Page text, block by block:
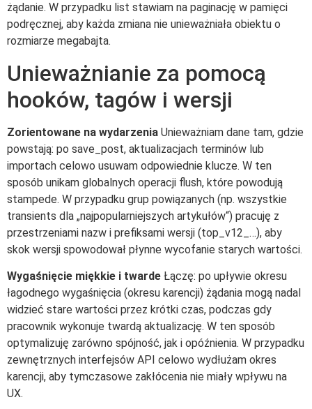
żądanie. W przypadku list stawiam na paginację w pamięci
podręcznej, aby każda zmiana nie unieważniała obiektu o
rozmiarze megabajta.
Unieważnianie za pomocą
hooków, tagów i wersji
Zorientowane na wydarzenia Unieważniam dane tam, gdzie
powstają: po save_post, aktualizacjach terminów lub
importach celowo usuwam odpowiednie klucze. W ten
sposób unikam globalnych operacji flush, które powodują
stampede. W przypadku grup powiązanych (np. wszystkie
transients dla „najpopularniejszych artykułów“) pracuję z
przestrzeniami nazw i prefiksami wersji (top_v12_…), aby
skok wersji spowodował płynne wycofanie starych wartości.
Wygaśnięcie miękkie i twarde Łączę: po upływie okresu
łagodnego wygaśnięcia (okresu karencji) żądania mogą nadal
widzieć stare wartości przez krótki czas, podczas gdy
pracownik wykonuje twardą aktualizację. W ten sposób
optymalizuję zarówno spójność, jak i opóźnienia. W przypadku
zewnętrznych interfejsów API celowo wydłużam okres
karencji, aby tymczasowe zakłócenia nie miały wpływu na
UX.